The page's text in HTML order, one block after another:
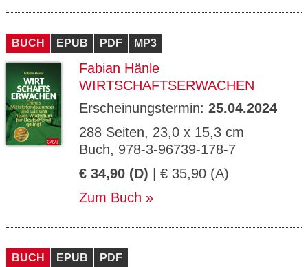
BUCH EPUB PDF MP3
Fabian Hänle
WIRTSCHAFTSERWACHEN
Erscheinungstermin: 25.04.2024
288 Seiten, 23,0 x 15,3 cm
Buch, 978-3-96739-178-7
€ 34,90 (D) | € 35,90 (A)
Zum Buch
BUCH EPUB PDF